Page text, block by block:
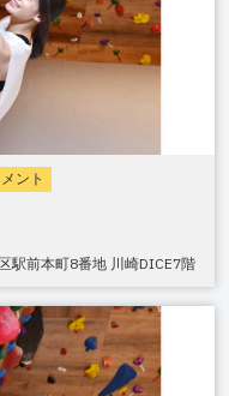
ント
駅前本町8番地 川崎DICE7階